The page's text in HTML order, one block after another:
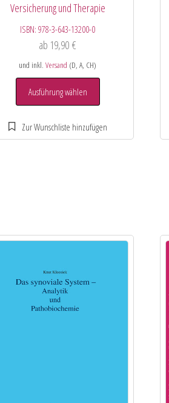
Versicherung und Therapie
ISBN:978-3-643-13200-0
ab 19,90€
und inkl.Versand (D, A, CH)
Ausführung wählen